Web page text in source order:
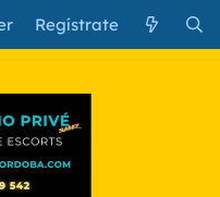
Regístrate